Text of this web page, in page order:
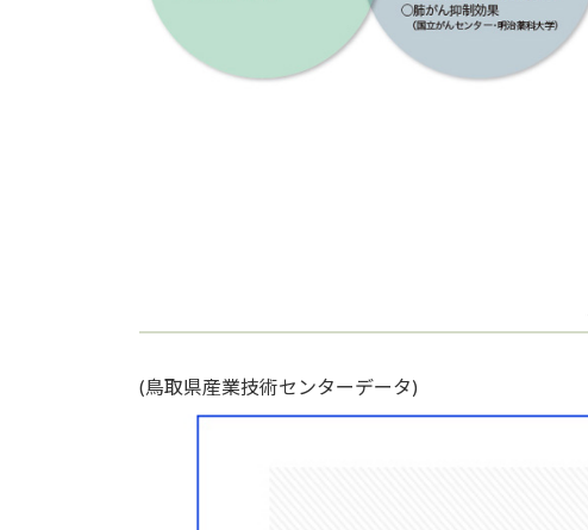
(鳥取県産業技術センターデータ)